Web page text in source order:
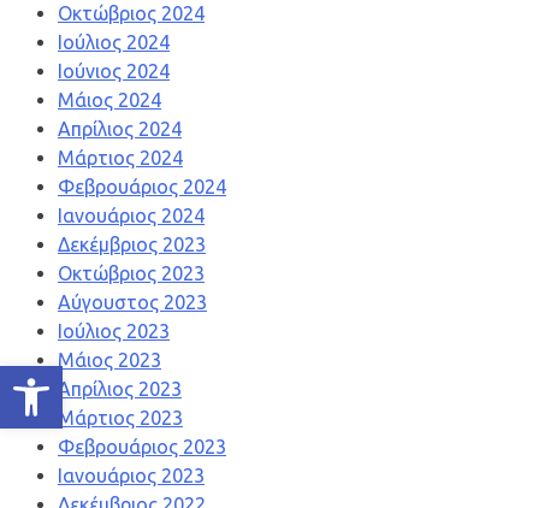
Ανοίξτε τη γραμμή εργαλείων
Οκτώβριος 2024
Ιούλιος 2024
Ιούνιος 2024
Μάιος 2024
Απρίλιος 2024
Μάρτιος 2024
Φεβρουάριος 2024
Ιανουάριος 2024
Δεκέμβριος 2023
Οκτώβριος 2023
Αύγουστος 2023
Ιούλιος 2023
Μάιος 2023
Απρίλιος 2023
Μάρτιος 2023
Φεβρουάριος 2023
Ιανουάριος 2023